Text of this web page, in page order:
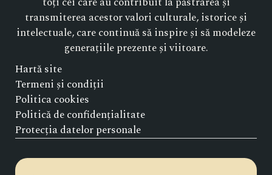
transmiterea acestor valori culturale, istorice și
intelectuale, care continuă să inspire și să modeleze
generațiile prezente și viitoare.
Hartă site
Termeni și condiții
Politica cookies
Politică de confidențialitate
Protecția datelor personale